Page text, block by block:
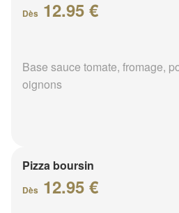
Dès 12.95 €
Base sauce tomate, fromage,
oignons
Pizza boursin
Dès 12.95 €